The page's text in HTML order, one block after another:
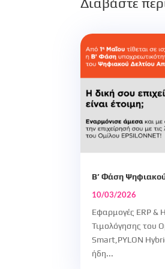
Β’ Φάση
10/03/2026
Εφαρμογές ERP &
Τιμολόγησης του
Smart,PYLON
ήδη...